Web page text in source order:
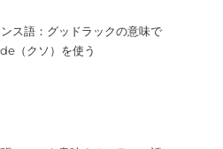
ス語：グッドラックの意味で
（クソ）を使う